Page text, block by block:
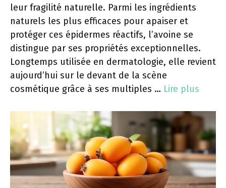
leur fragilité naturelle. Parmi les ingrédients
naturels les plus efficaces pour apaiser et
protéger ces épidermes réactifs, l’avoine se
distingue par ses propriétés exceptionnelles.
Longtemps utilisée en dermatologie, elle revient
aujourd’hui sur le devant de la scène
cosmétique grâce à ses multiples … Lire plus